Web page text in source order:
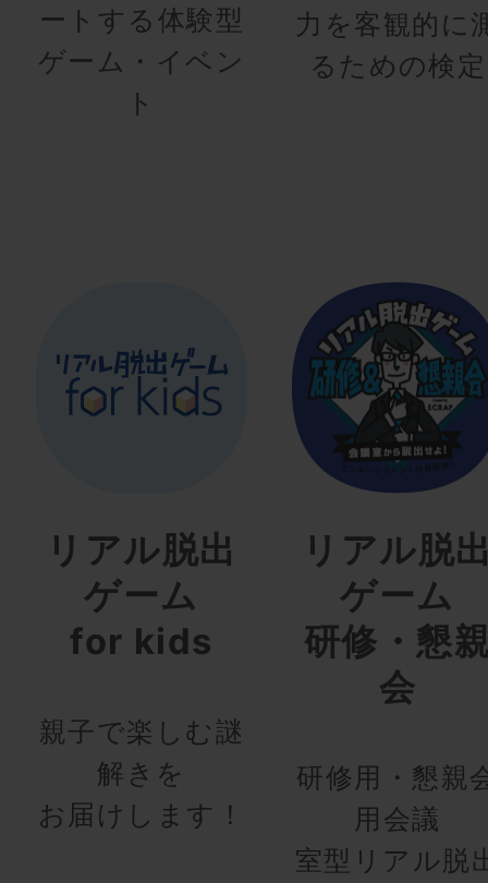
ートする体験型
ゲーム・イベン
ト
力を客観的に
るための検定
リアル脱出
ゲーム
for kids
親子で楽しむ謎
解きを
お届けします！
リアル脱
ゲーム
研修・懇
会
研修用・懇親
用会議
室型リアル脱